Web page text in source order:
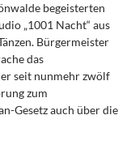
begeisterten
„1001 Nacht“ aus
Bürgermeister
das
seit nunmehr zwölf
zum
Gesetz auch über die